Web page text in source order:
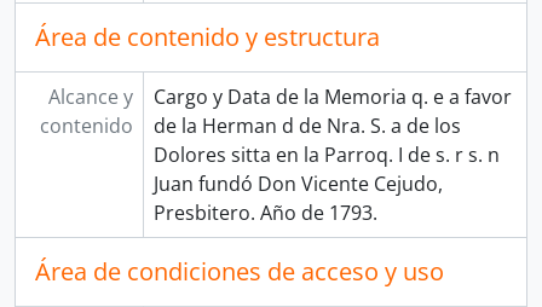
Área de contenido y estructura
Alcance y
contenido
Cargo y Data de la Memoria q. e a favor
de la Herman d de Nra. S. a de los
Dolores sitta en la Parroq. I de s. r s. n
Juan fundó Don Vicente Cejudo,
Presbitero. Año de 1793.
Área de condiciones de acceso y uso